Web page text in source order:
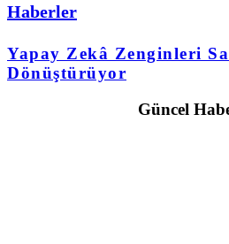
Haberler
Yapay Zekâ Zenginleri
Dönüştürüyor
Güncel